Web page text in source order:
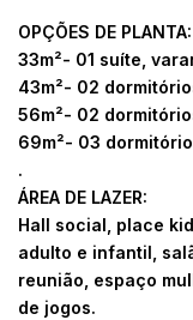
OPÇÕES DE PLANTA:
33m²- 01 suíte,
43m²- 02
56m²- 02
69m²- 03
.
ÁREA DE LAZER:
Hall social, place
adulto e infantil,
reunião, espaço
de jogos.